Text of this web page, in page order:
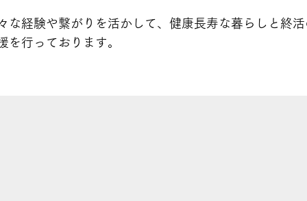
な経験や繋がりを活かして、健康長寿な暮らしと終
を行っております。